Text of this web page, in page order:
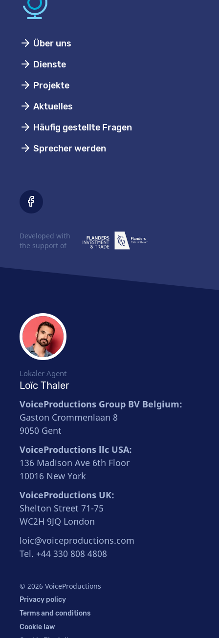
Über uns
Dienste
Projekte
Aktuelles
Häufig gestellte Fragen
Sprecher werden
Lokaler Agent
Loïc Thaler
VoiceProductions Group BV Belgium:
Gaston Crommenlaan 8
9050 Gent
VoiceProductions llc USA:
136 Madison Ave 6th Floor
10016 New York
VoiceProductions UK:
Shelton Street 71-75
WC2H 9JQ London
loic@voiceproductions.com
Tel. +44 330 808 4808
© 2026 VoiceProductions
Privacy policy
Terms and conditions
Cookie law
Developed with
the support of